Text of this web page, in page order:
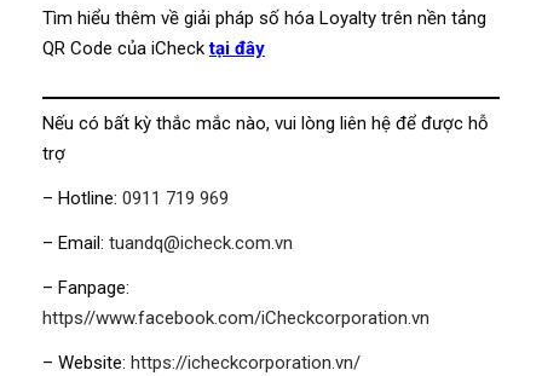
Tìm hiểu thêm về giải pháp số hóa Loyalty trên nền tảng
QR Code của iChecktại đây
Nếu có bất kỳ thắc mắc nào, vui lòng liên hệ để được hỗ
trợ
– Hotline: 0911 719 969
– Email: tuandq@icheck.com.vn
– Fanpage:
https//www.facebook.com/iCheckcorporation.vn
– Website: https://icheckcorporation.vn/